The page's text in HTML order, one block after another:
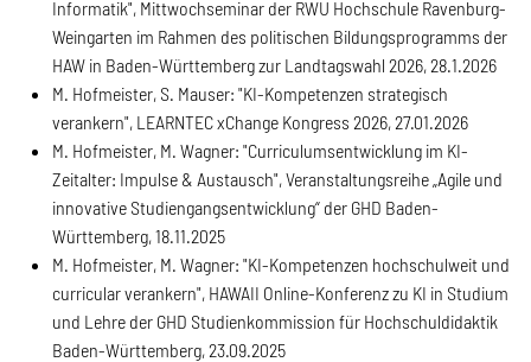
Informatik", Mittwochseminar der RWU Hochschule Ravenburg-
Weingarten im Rahmen des politischen Bildungsprogramms der
HAW in Baden-Württemberg zur Landtagswahl 2026, 28.1.2026
M. Hofmeister, S. Mauser: "KI-Kompetenzen strategisch
verankern", LEARNTEC xChange Kongress 2026, 27.01.2026
M. Hofmeister, M. Wagner: "Curriculumsentwicklung im KI-
Zeitalter: Impulse & Austausch", Veranstaltungsreihe „Agile und
innovative Studiengangsentwicklung“ der GHD Baden-
Württemberg, 18.11.2025
M. Hofmeister, M. Wagner: "KI-Kompetenzen hochschulweit und
curricular verankern", HAWAII Online-Konferenz zu KI in Studium
und Lehre der GHD Studienkommission für Hochschuldidaktik
Baden-Württemberg, 23.09.2025